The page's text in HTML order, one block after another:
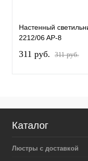
Настенный
2212/06 AP-8
311 pуб. 311 pуб.
Каталог
Люстры с доставкой